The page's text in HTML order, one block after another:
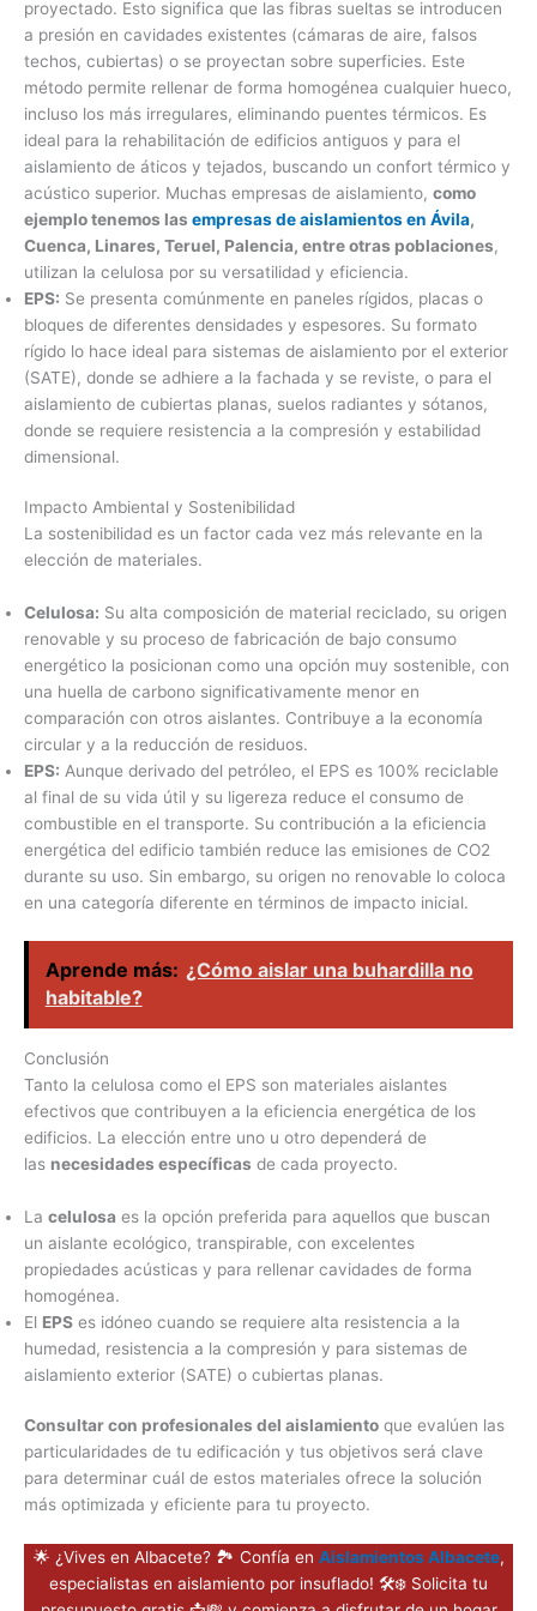
proyectado. Esto significa que las fibras sueltas se introducen
a presión en cavidades existentes (cámaras de aire, falsos
techos, cubiertas) o se proyectan sobre superficies. Este
método permite rellenar de forma homogénea cualquier hueco,
incluso los más irregulares, eliminando puentes térmicos. Es
ideal para la rehabilitación de edificios antiguos y para el
aislamiento de áticos y tejados, buscando un confort térmico y
acústico superior. Muchas empresas de aislamiento, como
ejemplo tenemos las empresas de aislamientos en Ávila,
Cuenca, Linares, Teruel, Palencia, entre otras poblaciones,
utilizan la celulosa por su versatilidad y eficiencia.
EPS: Se presenta comúnmente en paneles rígidos, placas o
bloques de diferentes densidades y espesores. Su formato
rígido lo hace ideal para sistemas de aislamiento por el exterior
(SATE), donde se adhiere a la fachada y se reviste, o para el
aislamiento de cubiertas planas, suelos radiantes y sótanos,
donde se requiere resistencia a la compresión y estabilidad
dimensional.
Impacto Ambiental y Sostenibilidad
La sostenibilidad es un factor cada vez más relevante en la
elección de materiales.
Celulosa: Su alta composición de material reciclado, su origen
renovable y su proceso de fabricación de bajo consumo
energético la posicionan como una opción muy sostenible, con
una huella de carbono significativamente menor en
comparación con otros aislantes. Contribuye a la economía
circular y a la reducción de residuos.
EPS: Aunque derivado del petróleo, el EPS es 100% reciclable
al final de su vida útil y su ligereza reduce el consumo de
combustible en el transporte. Su contribución a la eficiencia
energética del edificio también reduce las emisiones de CO2
durante su uso. Sin embargo, su origen no renovable lo coloca
en una categoría diferente en términos de impacto inicial.
Aprende más: ¿Cómo aislar una buhardilla no
habitable?
Conclusión
Tanto la celulosa como el EPS son materiales aislantes
efectivos que contribuyen a la eficiencia energética de los
edificios. La elección entre uno u otro dependerá de
las necesidades específicas de cada proyecto.
La celulosa es la opción preferida para aquellos que buscan
un aislante ecológico, transpirable, con excelentes
propiedades acústicas y para rellenar cavidades de forma
homogénea.
El EPS es idóneo cuando se requiere alta resistencia a la
humedad, resistencia a la compresión y para sistemas de
aislamiento exterior (SATE) o cubiertas planas.
Consultar con profesionales del aislamiento que evalúen las
particularidades de tu edificación y tus objetivos será clave
para determinar cuál de estos materiales ofrece la solución
más optimizada y eficiente para tu proyecto.
🌟 ¿Vives en Albacete? 🏞️ Confía en Aislamientos Albacete,
especialistas en aislamiento por insuflado! 🛠️❄️ Solicita tu